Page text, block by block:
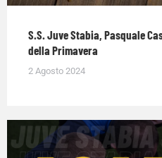
S.S. Juve Stabia, Pasquale
della Primavera
2 Agosto 2024